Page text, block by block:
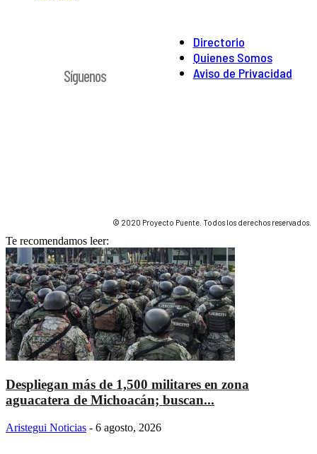
Directorio
Quienes Somos
Aviso de Privacidad
Síguenos
© 2020 Proyecto Puente. Todos los derechos reservados.
Te recomendamos leer:
Despliegan más de 1,500 militares en zona
aguacatera de Michoacán; buscan...
Aristegui Noticias - 6 agosto, 2026